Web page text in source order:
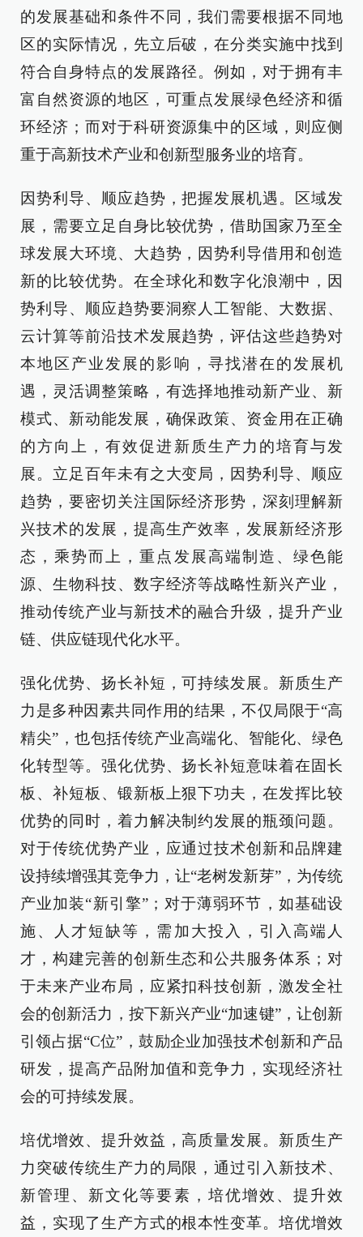
的发展基础和条件不同，我们需要根据不同地
区的实际情况，先立后破，在分类实施中找到
符合自身特点的发展路径。例如，对于拥有丰
富自然资源的地区，可重点发展绿色经济和循
环经济；而对于科研资源集中的区域，则应侧
重于高新技术产业和创新型服务业的培育。
因势利导、顺应趋势，把握发展机遇。区域发
展，需要立足自身比较优势，借助国家乃至全
球发展大环境、大趋势，因势利导借用和创造
新的比较优势。在全球化和数字化浪潮中，因
势利导、顺应趋势要洞察人工智能、大数据、
云计算等前沿技术发展趋势，评估这些趋势对
本地区产业发展的影响，寻找潜在的发展机
遇，灵活调整策略，有选择地推动新产业、新
模式、新动能发展，确保政策、资金用在正确
的方向上，有效促进新质生产力的培育与发
展。立足百年未有之大变局，因势利导、顺应
趋势，要密切关注国际经济形势，深刻理解新
兴技术的发展，提高生产效率，发展新经济形
态，乘势而上，重点发展高端制造、绿色能
源、生物科技、数字经济等战略性新兴产业，
推动传统产业与新技术的融合升级，提升产业
链、供应链现代化水平。
强化优势、扬长补短，可持续发展。新质生产
力是多种因素共同作用的结果，不仅局限于“高
精尖”，也包括传统产业高端化、智能化、绿色
化转型等。强化优势、扬长补短意味着在固长
板、补短板、锻新板上狠下功夫，在发挥比较
优势的同时，着力解决制约发展的瓶颈问题。
对于传统优势产业，应通过技术创新和品牌建
设持续增强其竞争力，让“老树发新芽”，为传统
产业加装“新引擎”；对于薄弱环节，如基础设
施、人才短缺等，需加大投入，引入高端人
才，构建完善的创新生态和公共服务体系；对
于未来产业布局，应紧扣科技创新，激发全社
会的创新活力，按下新兴产业“加速键”，让创新
引领占据“C位”，鼓励企业加强技术创新和产品
研发，提高产品附加值和竞争力，实现经济社
会的可持续发展。
培优增效、提升效益，高质量发展。新质生产
力突破传统生产力的局限，通过引入新技术、
新管理、新文化等要素，培优增效、提升效
益，实现了生产方式的根本性变革。培优增效